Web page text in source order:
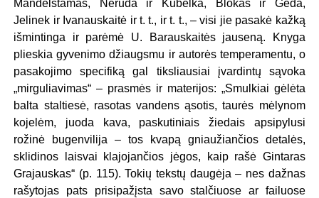
Mandelštamas, Neruda ir Kubelka, Blokas ir Geda,
Jelinek ir Ivanauskaitė ir t. t., ir t. t., – visi jie pasakė kažką
išmintinga ir parėmė U. Barauskaitės jauseną. Knyga
plieskia gyvenimo džiaugsmu ir autorės temperamentu, o
pasakojimo specifiką gal tiksliausiai įvardintų sąvoka
„mirguliavimas“ – prasmės ir materijos: „Smulkiai gėlėta
balta staltiesė, rasotas vandens ąsotis, taurės mėlynom
kojelėm, juoda kava, paskutiniais žiedais apsipylusi
rožinė bugenvilija – tos kvapą gniaužiančios detalės,
sklidinos laisvai klajojančios jėgos, kaip rašė Gintaras
Grajauskas“ (p. 115). Tokių tekstų daugėja – nes dažnas
rašytojas pats prisipažįsta savo stalčiuose ar failuose